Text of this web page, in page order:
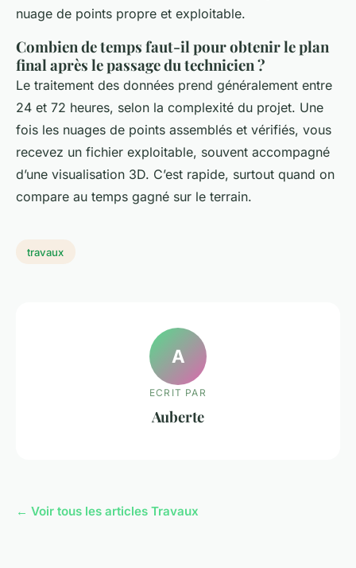
nuage de points propre et exploitable.
Combien de temps faut-il pour obtenir le plan
final après le passage du technicien ?
Le traitement des données prend généralement entre
24 et 72 heures, selon la complexité du projet. Une
fois les nuages de points assemblés et vérifiés, vous
recevez un fichier exploitable, souvent accompagné
d’une visualisation 3D. C’est rapide, surtout quand on
compare au temps gagné sur le terrain.
travaux
A
ECRIT PAR
Auberte
← Voir tous les articles Travaux